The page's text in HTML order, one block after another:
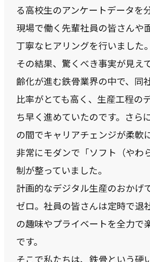
CASE
事例紹介
NEWS
お知らせ
BLOG
ブログ
る高校生のアンケートデータを
現場で働く先輩社員の皆さんや
丁寧なヒアリングを行いました。
その結果、驚くべき事実が見え
齢化が進む鉄骨業界の中で、同
比率がとても高く、生産工程の
ち早く進めていたのです。さら
の間でキャリアチェンジが柔軟
非常にモダンで「ソフト（やわ
制が整っていました。
計画的なデジタル生産のおかげ
ゼロ。社員の皆さんは定時で退
の趣味やプライベートを全力で
です。
そこで私たちは、鉄骨という硬